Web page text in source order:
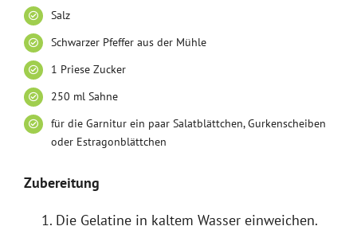
Salz
Schwarzer Pfeffer aus der Mühle
1 Priese Zucker
250 ml Sahne
für die Garnitur ein paar Salatblättchen, Gurkenscheiben
oder Estragonblättchen
Zubereitung
Die Gelatine in kaltem Wasser einweichen.